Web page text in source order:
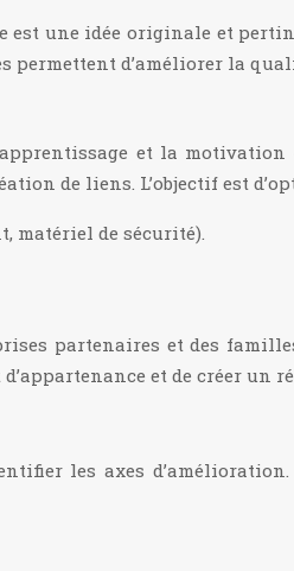
une idée originale et
d’améliorer la
et la
de liens. L’objectif est
matériel de sécurité).
partenaires et des
et de créer un
les axes